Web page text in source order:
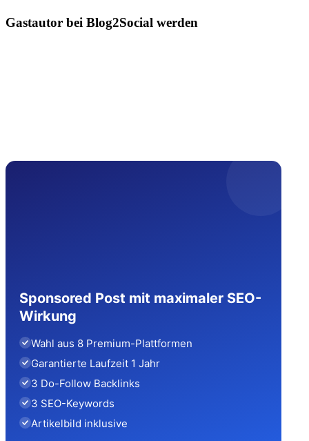
Gastautor bei Blog2Social werden
Sponsored Post mit maximaler SEO-
Wirkung
Wahl aus 8 Premium-Plattformen
Garantierte Laufzeit 1 Jahr
3 Do-Follow Backlinks
3 SEO-Keywords
Artikelbild inklusive